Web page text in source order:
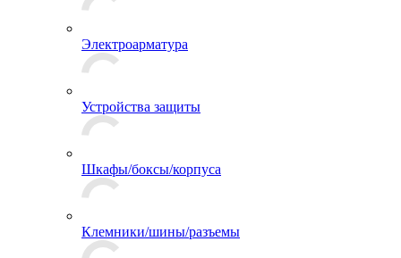
Электроарматура
Устройства защиты
Шкафы/боксы/корпуса
Клемники/шины/разъемы